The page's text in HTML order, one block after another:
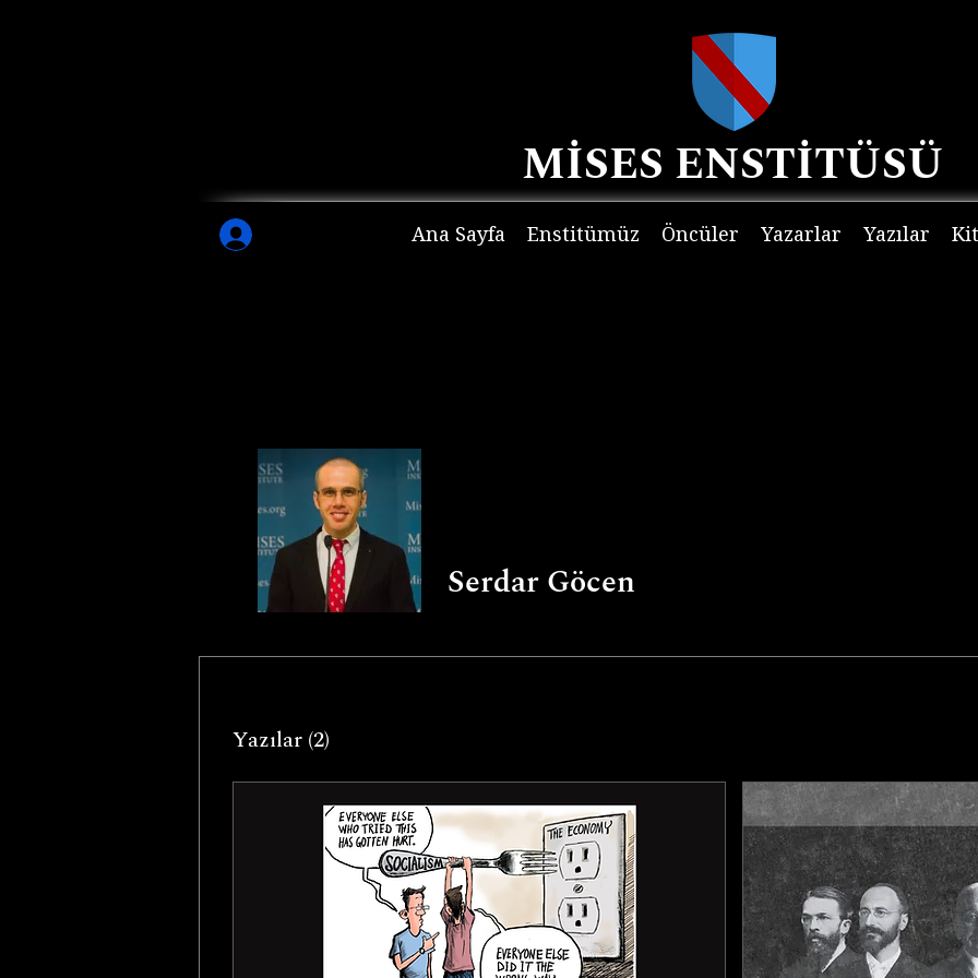
MİSES ENSTİTÜSÜ
Ana Sayfa Enstitümüz Öncüler Yazarlar Yazılar
Yazılar (2)
Serdar Göcen